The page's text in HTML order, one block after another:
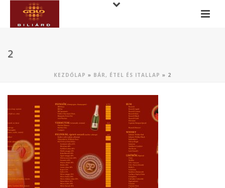
2
KEZDŐLAP » BÁR, ÉTEL ÉS ITALLAP » 2